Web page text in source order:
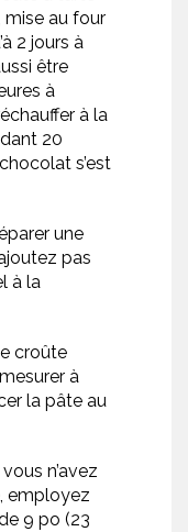
mise au four
2 jours à
être
à
à la
20
s’est
une
pas
à la
croûte
à
la pâte au
n’avez
employez
9 po (23